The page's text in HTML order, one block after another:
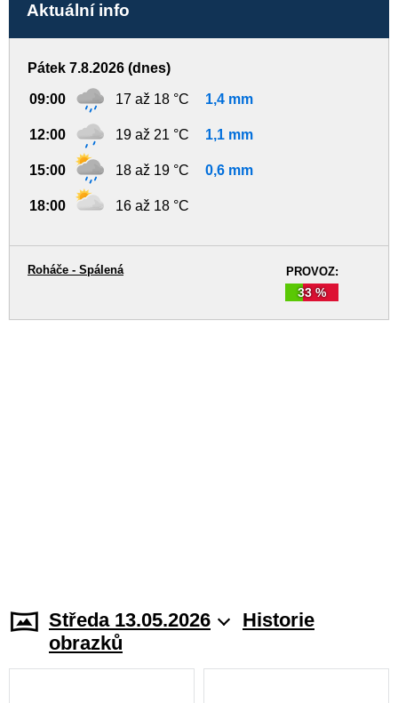
Aktuální info
Pátek 7.8.2026 (dnes)
09:00 17 až 18 °C 1,4 mm
12:00 19 až 21 °C 1,1 mm
15:00 18 až 19 °C 0,6 mm
18:00 16 až 18 °C
PROVOZ:
33 %
Roháče - Spálená
Středa 13.05.2026
Historie
obrazků